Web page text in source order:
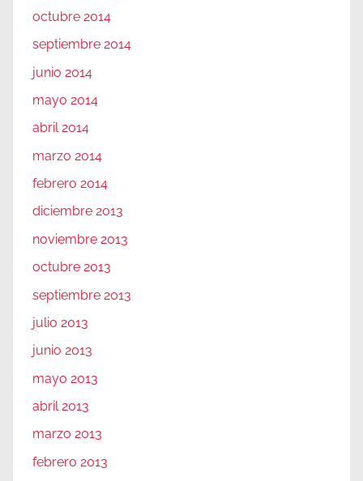
octubre 2014
septiembre 2014
junio 2014
mayo 2014
abril 2014
marzo 2014
febrero 2014
diciembre 2013
noviembre 2013
octubre 2013
septiembre 2013
julio 2013
junio 2013
mayo 2013
abril 2013
marzo 2013
febrero 2013